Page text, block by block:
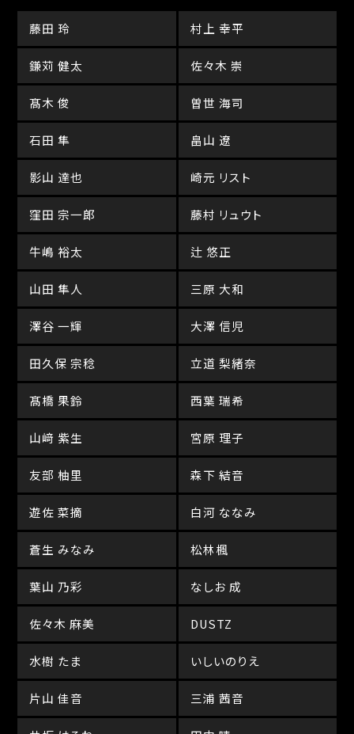
藤田 玲 村上 幸平
鎌苅 健太 佐々木 崇
髙木 俊 曽世 海司
石田 隼 畠山 遼
影山 達也 崎元 リスト
窪田 宗一郎 藤村 リュウト
牛嶋 裕太 辻 悠正
山田 隼人 三原 大和
澤谷 一輝 大澤 信児
田久保 宗稔 立道 梨緒奈
髙橋 果鈴 西葉 瑞希
山﨑 紫生 宮原 理子
友部 柚里 森下 結音
遊佐 菜摘 白河 ななみ
蒼生 みなみ 松林楓
葉山 乃彩 なしお 成
佐々木 麻美 DUSTZ
水樹 たま いしいのりえ
片山 佳音 三浦 茜音